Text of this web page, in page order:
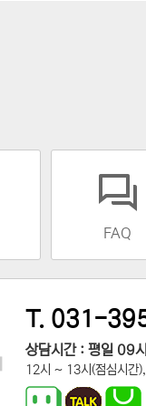
FAQ
T. 031-
상담시간 : 평일 09
12시 ~ 13시(점심시간